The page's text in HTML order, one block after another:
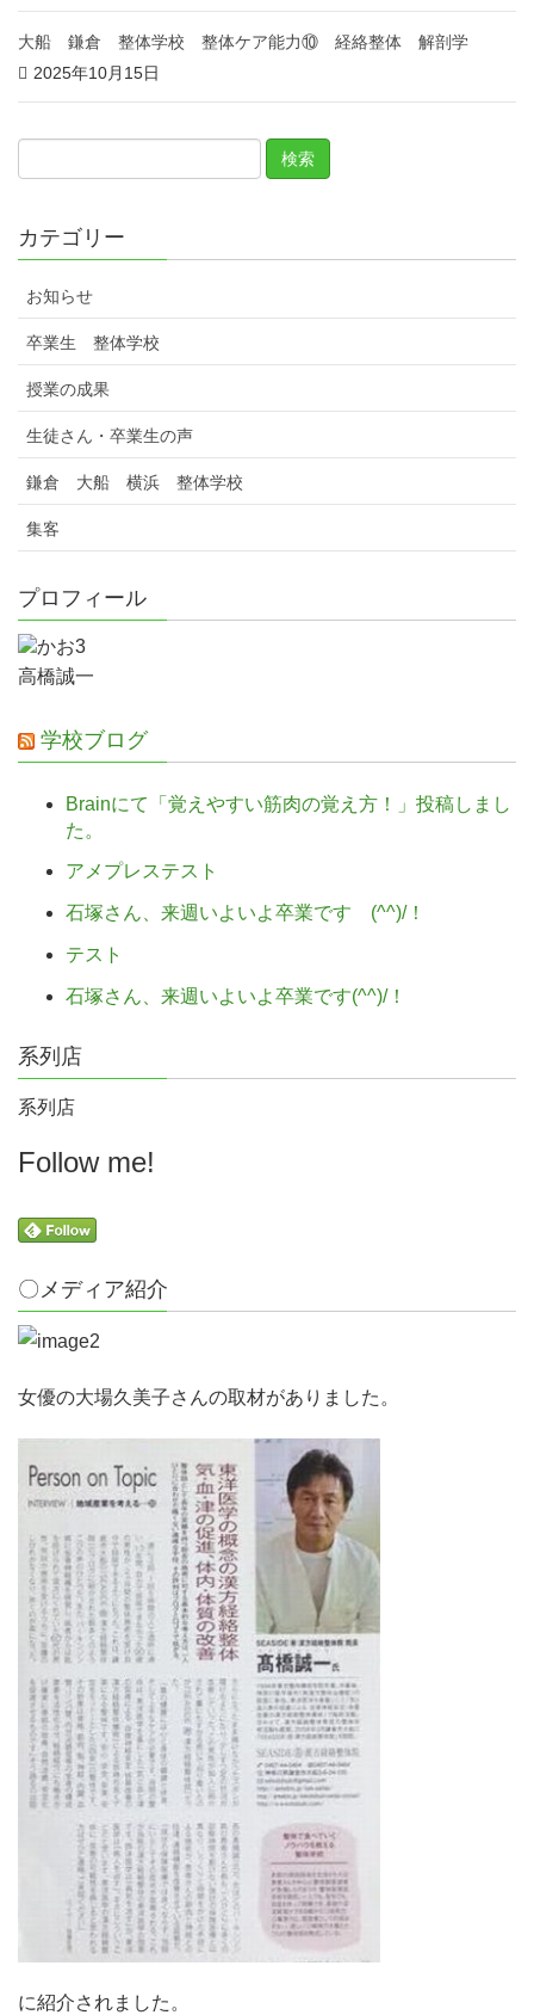
大船 鎌倉 整体学校 整体ケア能力⑩ 経絡整体 解剖学
2025年10月15日
カテゴリー
お知らせ
卒業生 整体学校
授業の成果
生徒さん・卒業生の声
鎌倉 大船 横浜 整体学校
集客
プロフィール
高橋誠一
学校ブログ
Brainにて「覚えやすい筋肉の覚え方！」投稿しまし
た。
アメプレステスト
石塚さん、来週いよいよ卒業です (^^)/！
テスト
石塚さん、来週いよいよ卒業です(^^)/！
系列店
系列店
Follow me!
〇メディア紹介
女優の大場久美子さんの取材がありました。
に紹介されました。